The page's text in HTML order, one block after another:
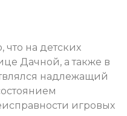
что на детских
Дачной, а также в
надлежащий
игровых